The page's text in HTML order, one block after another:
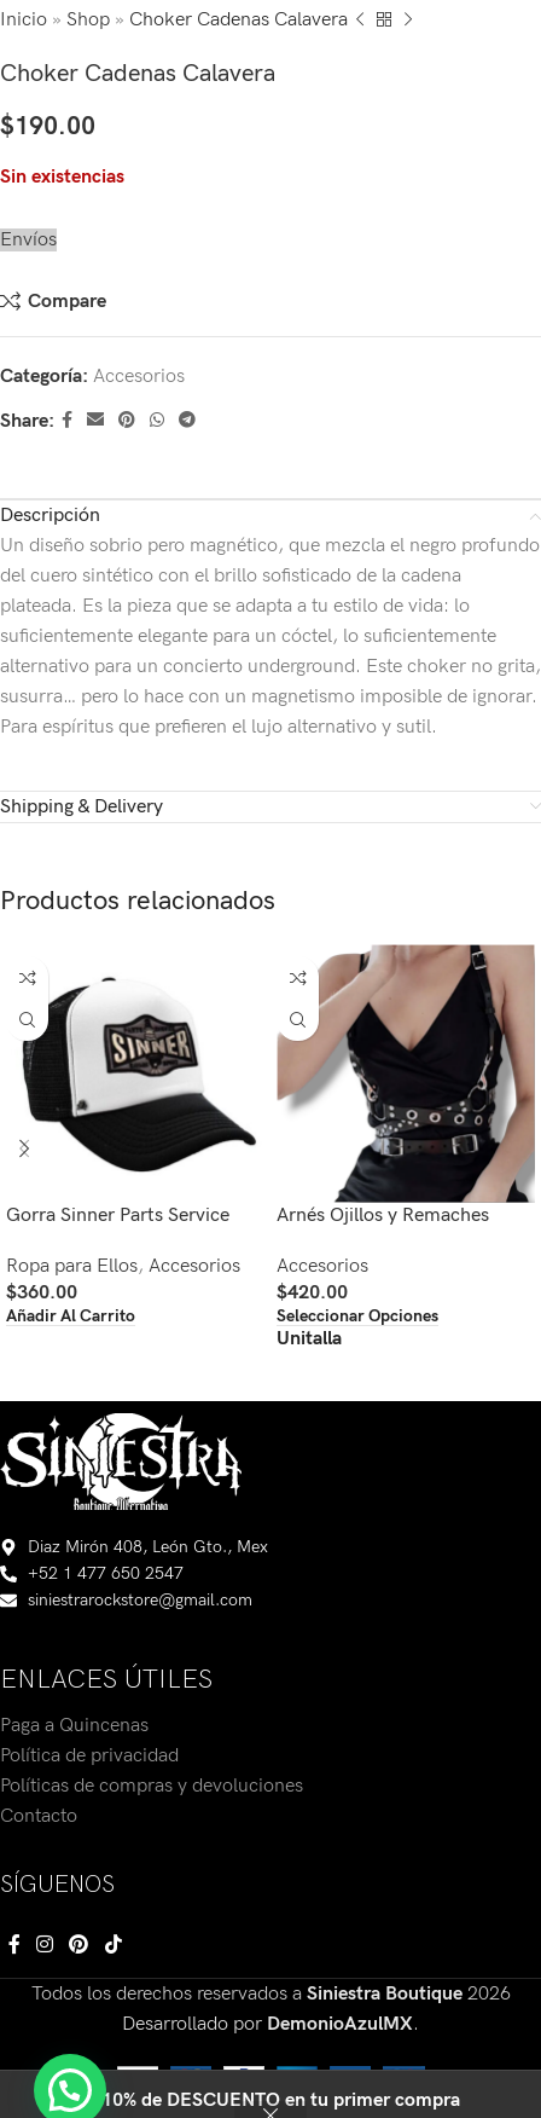
Inicio » Shop » Choker Cadenas Calavera
Choker Cadenas Calavera
$190.00
Sin existencias
Envíos
Compare
Categoría: Accesorios
Share:
Descripción
Un diseño sobrio pero magnético, que mezcla el negro profundo
del cuero sintético con el brillo sofisticado de la cadena
plateada. Es la pieza que se adapta a tu estilo de vida: lo
suficientemente elegante para un cóctel, lo suficientemente
alternativo para un concierto underground. Este choker no grita,
susurra… pero lo hace con un magnetismo imposible de ignorar.
Para espíritus que prefieren el lujo alternativo y sutil.
Shipping & Delivery
Productos relacionados
Gorra Sinner Parts Service
Ropa para Ellos, Accesorios
$360.00
Añadir Al Carrito
Arnés Ojillos y Remaches
Accesorios
$420.00
Seleccionar Opciones
Unitalla
Diaz Mirón 408, León Gto., Mex
+52 1 477 650 2547
siniestrarockstore@gmail.com
ENLACES ÚTILES
Paga a Quincenas
Política de privacidad
Políticas de compras y devoluciones
Contacto
SÍGUENOS
Todos los derechos reservados a Siniestra Boutique 2026
Desarrollado por DemonioAzulMX.
🔥10% de DESCUENTO en tu primer compra
0